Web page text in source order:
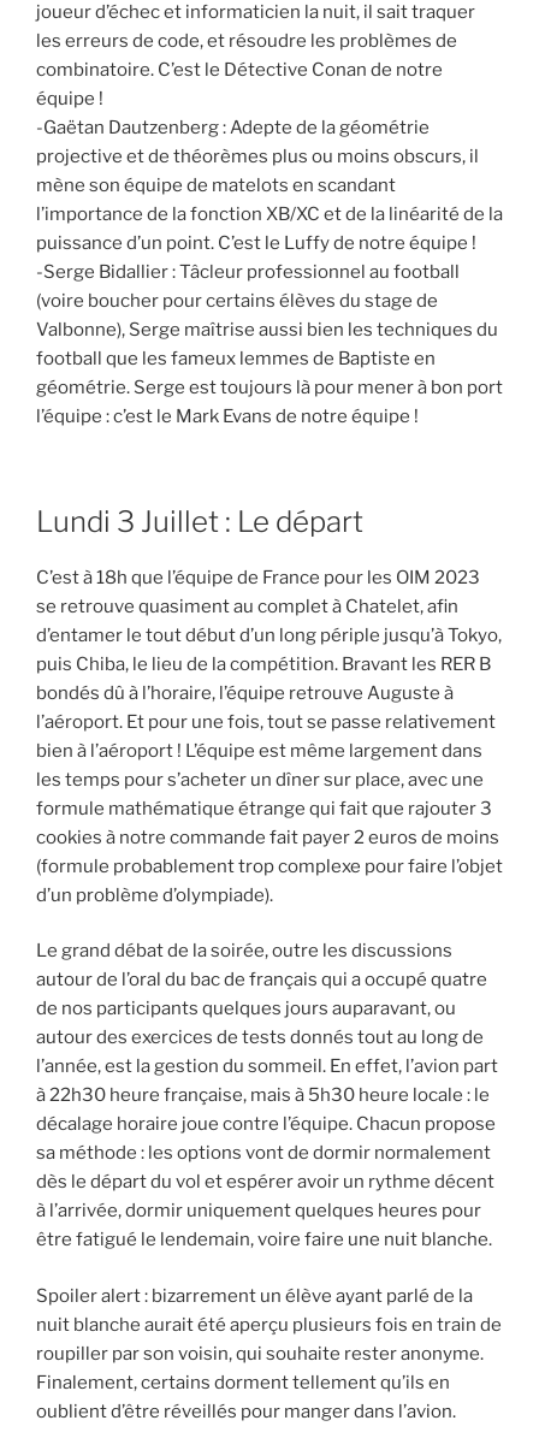
joueur d’échec et informaticien la nuit, il sait traquer
les erreurs de code, et résoudre les problèmes de
combinatoire. C’est le Détective Conan de notre
équipe !
-Gaëtan Dautzenberg : Adepte de la géométrie
projective et de théorèmes plus ou moins obscurs, il
mène son équipe de matelots en scandant
l’importance de la fonction XB/XC et de la linéarité de la
puissance d’un point. C’est le Luffy de notre équipe !
-Serge Bidallier : Tâcleur professionnel au football
(voire boucher pour certains élèves du stage de
Valbonne), Serge maîtrise aussi bien les techniques du
football que les fameux lemmes de Baptiste en
géométrie. Serge est toujours là pour mener à bon port
l’équipe : c’est le Mark Evans de notre équipe !
Lundi 3 Juillet : Le départ
C’est à 18h que l’équipe de France pour les OIM 2023
se retrouve quasiment au complet à Chatelet, afin
d’entamer le tout début d’un long périple jusqu’à Tokyo,
puis Chiba, le lieu de la compétition. Bravant les RER B
bondés dû à l’horaire, l’équipe retrouve Auguste à
l’aéroport. Et pour une fois, tout se passe relativement
bien à l’aéroport ! L’équipe est même largement dans
les temps pour s’acheter un dîner sur place, avec une
formule mathématique étrange qui fait que rajouter 3
cookies à notre commande fait payer 2 euros de moins
(formule probablement trop complexe pour faire l’objet
d’un problème d’olympiade).
Le grand débat de la soirée, outre les discussions
autour de l’oral du bac de français qui a occupé quatre
de nos participants quelques jours auparavant, ou
autour des exercices de tests donnés tout au long de
l’année, est la gestion du sommeil. En effet, l’avion part
à 22h30 heure française, mais à 5h30 heure locale : le
décalage horaire joue contre l’équipe. Chacun propose
sa méthode : les options vont de dormir normalement
dès le départ du vol et espérer avoir un rythme décent
à l’arrivée, dormir uniquement quelques heures pour
être fatigué le lendemain, voire faire une nuit blanche.
Spoiler alert : bizarrement un élève ayant parlé de la
nuit blanche aurait été aperçu plusieurs fois en train de
roupiller par son voisin, qui souhaite rester anonyme.
Finalement, certains dorment tellement qu’ils en
oublient d’être réveillés pour manger dans l’avion.